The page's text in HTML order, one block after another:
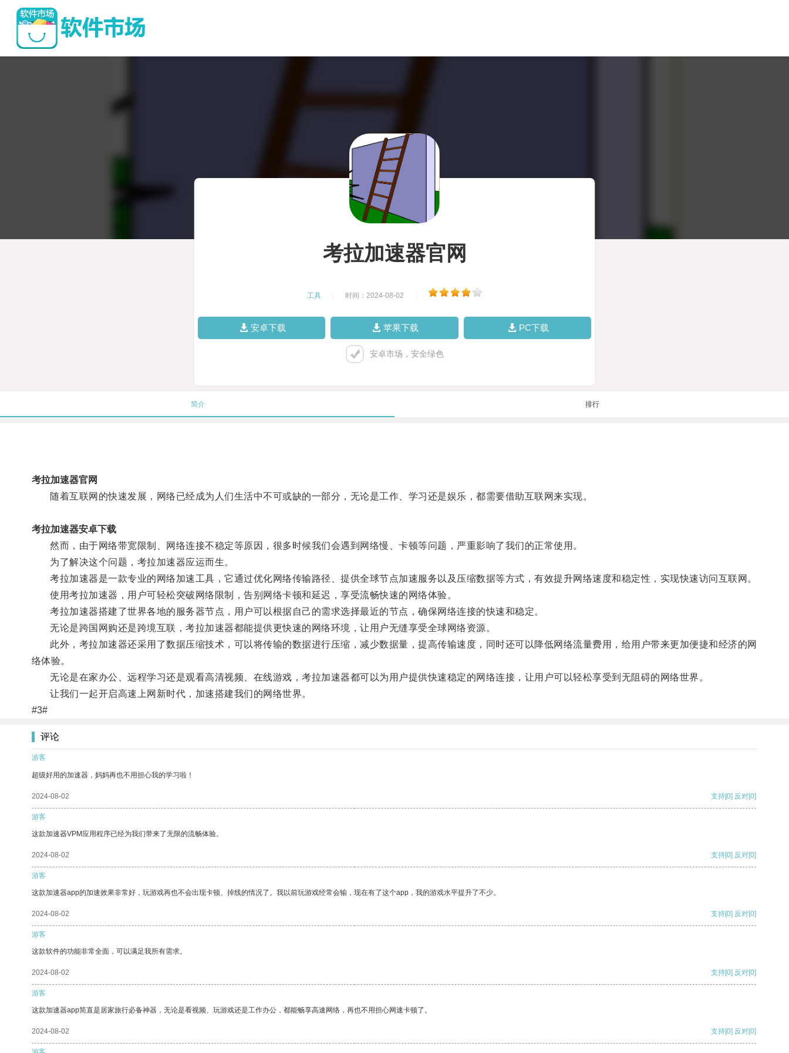
考拉加速器官网
工具 时间：2024-08-02
安卓下载 苹果下载 PC下载
安卓市场，安全绿色
简介 排行
考拉加速器官网
随着互联网的快速发展，网络已经成为人们生活中不可或缺的一部分，无论是工作、学习还是娱乐，都需要借助互联网来实现。
考拉加速器安卓下载
然而，由于网络带宽限制、网络连接不稳定等原因，很多时候我们会遇到网络慢、卡顿等问题，严重影响了我们的正常使用。
为了解决这个问题，考拉加速器应运而生。
考拉加速器是一款专业的网络加速工具，它通过优化网络传输路径、提供全球节点加速服务以及压缩数据等方式，有效提升网络速度和稳定性，实现快速访问互联网。
使用考拉加速器，用户可轻松突破网络限制，告别网络卡顿和延迟，享受流畅快速的网络体验。
考拉加速器搭建了世界各地的服务器节点，用户可以根据自己的需求选择最近的节点，确保网络连接的快速和稳定。
无论是跨国网购还是跨境互联，考拉加速器都能提供更快速的网络环境，让用户无缝享受全球网络资源。
此外，考拉加速器还采用了数据压缩技术，可以将传输的数据进行压缩，减少数据量，提高传输速度，同时还可以降低网络流量费用，给用户带来更加便捷和经济的网
络体验。
无论是在家办公、远程学习还是观看高清视频、在线游戏，考拉加速器都可以为用户提供快速稳定的网络连接，让用户可以轻松享受到无阻碍的网络世界。
让我们一起开启高速上网新时代，加速搭建我们的网络世界。
#3#
评论
游客
超级好用的加速器，妈妈再也不用担心我的学习啦！
2024-08-02 支持[0] 反对[0]
游客
这款加速器VPM应用程序已经为我们带来了无限的流畅体验。
2024-08-02 支持[0] 反对[0]
游客
这款加速器app的加速效果非常好，玩游戏再也不会出现卡顿、掉线的情况了。我以前玩游戏经常会输，现在有了这个app，我的游戏水平提升了不少。
2024-08-02 支持[0] 反对[0]
游客
这款软件的功能非常全面，可以满足我所有需求。
2024-08-02 支持[0] 反对[0]
游客
这款加速器app简直是居家旅行必备神器，无论是看视频、玩游戏还是工作办公，都能畅享高速网络，再也不用担心网速卡顿了。
2024-08-02 支持[0] 反对[0]